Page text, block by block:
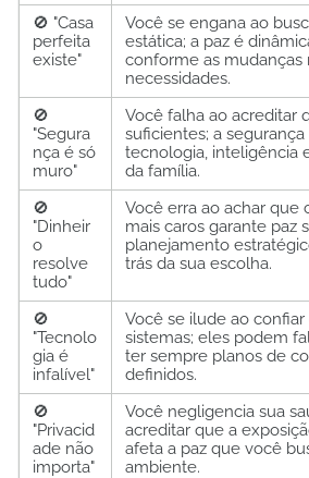
🚫 "Casa
perfeita
existe"
Você se engana ao
estática; a paz é
conforme as mudanças
necessidades.
🚫
"Segura
nça é só
muro"
Você falha ao acreditar
suficientes; a
tecnologia, inteligência
da família.
🚫
"Dinheir
o
resolve
tudo"
Você erra ao achar que
mais caros garante paz
planejamento
trás da sua escolha.
🚫
"Tecnolo
gia é
infalível"
Você se ilude ao
sistemas; eles podem
ter sempre planos de
definidos.
🚫
"Privacid
ade não
importa"
Você negligencia sua
acreditar que a
afeta a paz que você
ambiente.